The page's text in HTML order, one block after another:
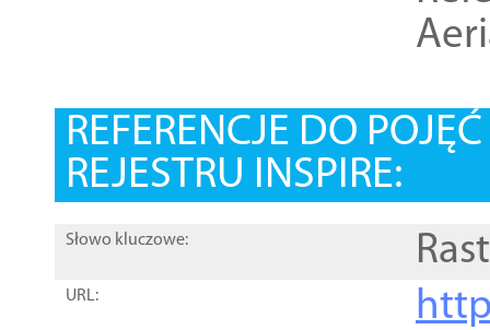
REFERENCJE DO
REJESTRU INSPIRE:
Słowo kluczowe:
URL: